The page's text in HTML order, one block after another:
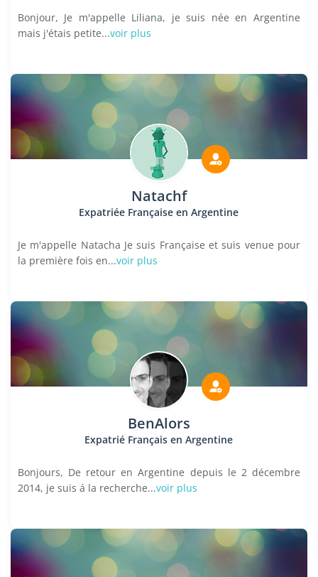
Bonjour, Je m'appelle Liliana, je suis née en Argentine
mais j'étais petite...voir plus
Natachf
Expatriée Française en Argentine
Je m'appelle Natacha Je suis Française et suis venue pour
la première fois en...voir plus
BenAlors
Expatrié Français en Argentine
Bonjours, De retour en Argentine depuis le 2 décembre
2014, je suis á la recherche...voir plus